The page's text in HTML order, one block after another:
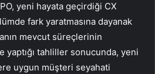
yeni hayata geçirdiği CX
fark yaratmasına dayanak
mevcut süreçlerinin
yaptığı tahliller sonucunda, yeni
uygun müşteri seyahati